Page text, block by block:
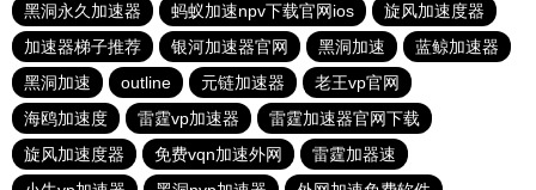
黑洞永久加速器
蚂蚁加速npv下载官网ios
旋风加速度器
加速器梯子推荐
银河加速器官网 黑洞加速
蓝鲸加速器
黑洞加速
outline 元链加速器
老王vp官网
海鸥加速度
雷霆vp加速器
雷霆加速器官网下载
旋风加速度器
免费vqn加速外网
雷霆加器速